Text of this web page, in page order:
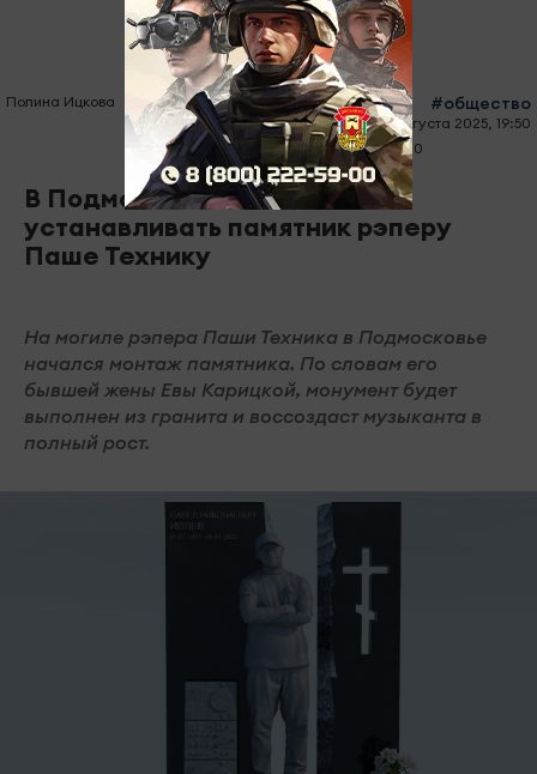
Полина Ицкова #общество
13 августа 2025, 19:50
651
0 0
В Подмосковье начали
устанавливать памятник рэперу
Паше Технику
На могиле рэпера Паши Техника в Подмосковье
начался монтаж памятника. По словам его
бывшей жены Евы Карицкой, монумент будет
выполнен из гранита и воссоздаст музыканта в
полный рост.